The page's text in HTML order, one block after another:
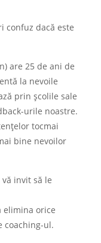
confuz dacă este
are 25 de ani de
la nevoile
prin școlile sale
urile noastre.
tocmai
bine nevoilor
invit să le
elimina orice
coaching-ul.